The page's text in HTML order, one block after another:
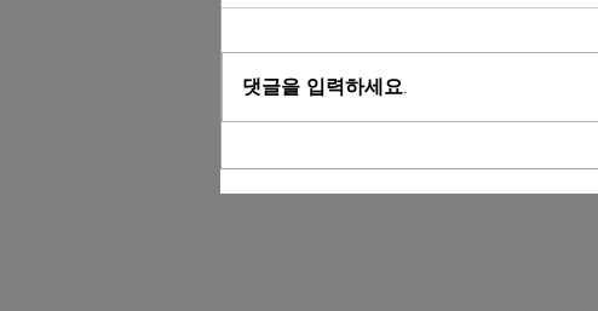
·호이안 No.1, ‘진심을 다한스
댓글을 입력하세요.